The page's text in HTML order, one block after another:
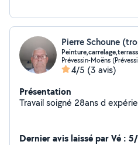
Pierre Schoune
Prévessin-Moëns
4/5 (3 avis)
Présentation
Travail soigné 28ans d
Dernier avis laissé par Vé :